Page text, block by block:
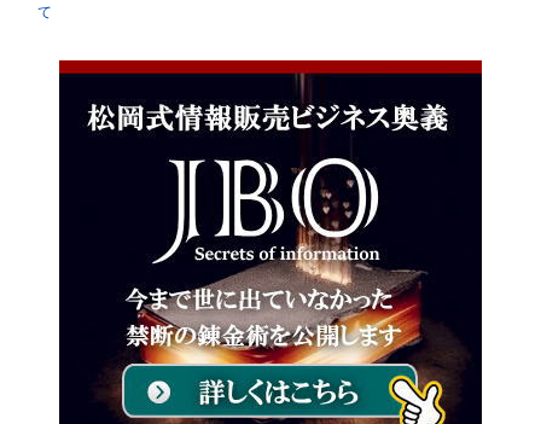
て